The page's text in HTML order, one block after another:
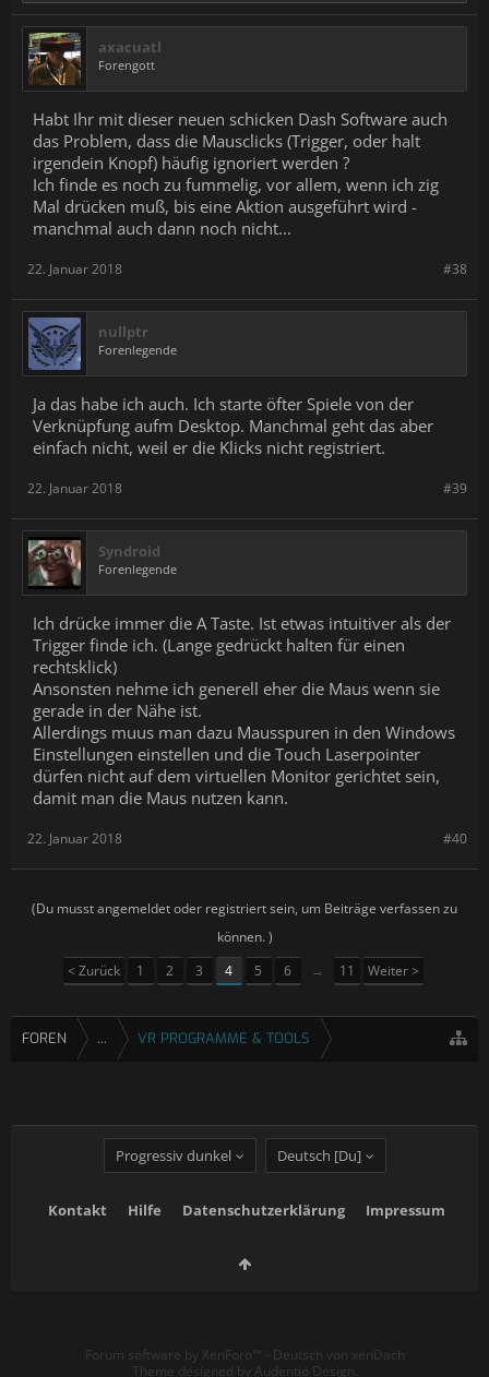
axacuatl
Forengott
Habt Ihr mit dieser neuen schicken Dash Software auch
das Problem, dass die Mausclicks (Trigger, oder halt
irgendein Knopf) häufig ignoriert werden ?
Ich finde es noch zu fummelig, vor allem, wenn ich zig
Mal drücken muß, bis eine Aktion ausgeführt wird -
manchmal auch dann noch nicht...
#38
22. Januar 2018
nullptr
Forenlegende
Ja das habe ich auch. Ich starte öfter Spiele von der
Verknüpfung aufm Desktop. Manchmal geht das aber
einfach nicht, weil er die Klicks nicht registriert.
#39
22. Januar 2018
Syndroid
Forenlegende
Ich drücke immer die A Taste. Ist etwas intuitiver als der
Trigger finde ich. (Lange gedrückt halten für einen
rechtsklick)
Ansonsten nehme ich generell eher die Maus wenn sie
gerade in der Nähe ist.
Allerdings muus man dazu Mausspuren in den Windows
Einstellungen einstellen und die Touch Laserpointer
dürfen nicht auf dem virtuellen Monitor gerichtet sein,
damit man die Maus nutzen kann.
#40
22. Januar 2018
(Du musst angemeldet oder registriert sein, um Beiträge verfassen zu
können. )
< Zurück
1 2 3 4 5 6 → 11 Weiter >
FOREN ... VR PROGRAMME & TOOLS
Progressiv dunkel Deutsch [Du]
Kontakt Hilfe Datenschutzerklärung Impressum
Forum software by XenForo™ - Deutsch von xenDach
Theme designed by Audentio Design.